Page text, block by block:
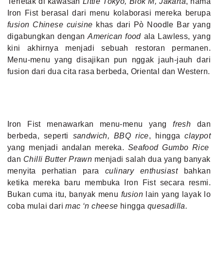
Iron Fist berasal dari menu kolaborasi mereka berupa
fusion Chinese cuisine khas dari Pò Noodle Bar yang
digabungkan denganAmerican foodala Lawless, yang
kini akhirnya menjadi sebuah restoran permanen.
Menu-menu yang disajikan pun nggak jauh-jauh dari
fusion dari dua cita rasa berbeda, Oriental dan Western.
Iron Fist menawarkan menu-menu yangfresh dan
berbeda, seperti sandwich, BBQ rice, hinggaclaypot
yang menjadi andalan mereka. Seafood Gumbo Rice
dan Chilli Butter Prawn menjadi salah dua yang banyak
menyita perhatian paraculinary enthusiast
bahkan
ketika mereka baru membuka Iron Fist secara resmi.
Bukan cuma itu, banyak menu fusion lain yang layak lo
coba mulai darimac ‘n cheese hingga quesadilla.